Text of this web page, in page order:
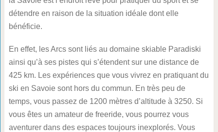
détendre en raison de la situation idéale dont elle
bénéficie.
En effet, les Arcs sont liés au domaine skiable Paradiski
ainsi qu’à ses pistes qui s’étendent sur une distance de
425 km. Les expériences que vous vivrez en pratiquant du
ski en Savoie sont hors du commun. En très peu de
temps, vous passez de 1200 mètres d’altitude à 3250. Si
vous êtes un amateur de freeride, vous pourrez vous
aventurer dans des espaces toujours inexplorés. Vous